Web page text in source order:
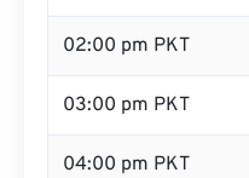
02:00 pm PKT
03:00 pm PKT
04:00 pm PKT